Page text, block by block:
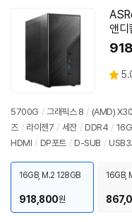
설치 환경·지역에 따라
배송·설치비가 달라집니다.닫
기
앤디
별
5700G / 그래픽스 8 / (AMD)
즈 / 라이젠7 / 세잔 / DDR4 /
HDMI / DP포트 / D-SUB /
16GB, M.2 128GB
918,800원
16GB,